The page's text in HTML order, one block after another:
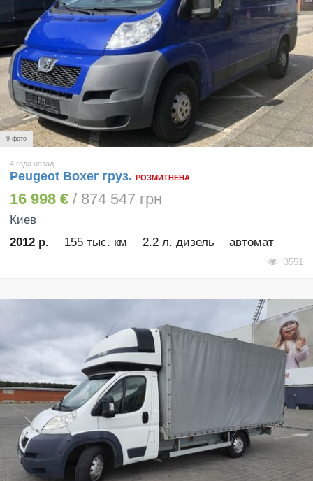
9 фото
4 года назад
Peugeot Boxer груз. РОЗМИТНЕНА
16 998 € / 874 547 грн
Киев
2012 р.
155 тыс. км 2.2 л. дизель автомат
3551